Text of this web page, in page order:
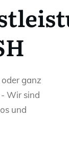
ganz
Wir sind
und